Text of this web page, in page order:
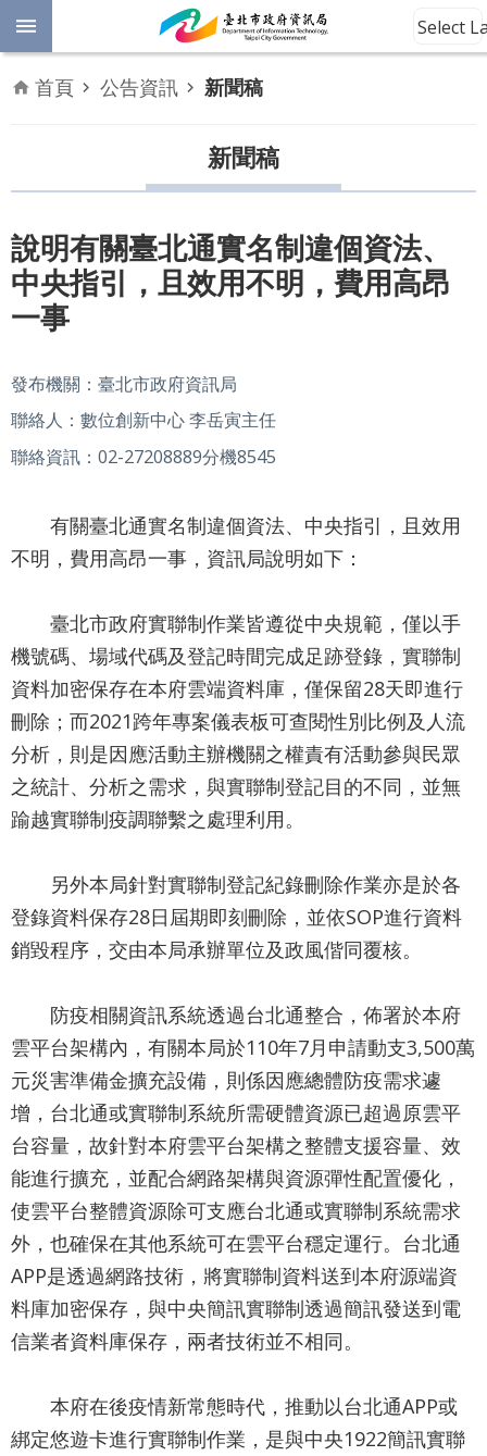
跳到主要內容區塊
進
料
數
位
平
權
告
資
訊
務
訊
資
訊
公
開
關
於
資
訊
網
站
English
情
系
統
常
見
問
答
北
Select
首頁 公告資訊 新聞稿
新聞稿
說明有關臺北通實名制違個資法、
中央指引，且效用不明，費用高昂
一事
發布機關：臺北市政府資訊局
聯絡人：數位創新中心 李岳寅主任
聯絡資訊：02-27208889分機8545
有關臺北通實名制違個資法、中央指引，且效用
不明，費用高昂一事，資訊局說明如下：
臺北市政府實聯制作業皆遵從中央規範，僅以手
機號碼、場域代碼及登記時間完成足跡登錄，實聯制
資料加密保存在本府雲端資料庫，僅保留28天即進行
刪除；而2021跨年專案儀表板可查閱性別比例及人流
分析，則是因應活動主辦機關之權責有活動參與民眾
之統計、分析之需求，與實聯制登記目的不同，並無
踰越實聯制疫調聯繫之處理利用。
另外本局針對實聯制登記紀錄刪除作業亦是於各
登錄資料保存28日屆期即刻刪除，並依SOP進行資料
銷毀程序，交由本局承辦單位及政風偕同覆核。
防疫相關資訊系統透過台北通整合，佈署於本府
雲平台架構內，有關本局於110年7月申請動支3,500萬
元災害準備金擴充設備，則係因應總體防疫需求遽
增，台北通或實聯制系統所需硬體資源已超過原雲平
台容量，故針對本府雲平台架構之整體支援容量、效
能進行擴充，並配合網路架構與資源彈性配置優化，
使雲平台整體資源除可支應台北通或實聯制系統需求
外，也確保在其他系統可在雲平台穩定運行。台北通
APP是透過網路技術，將實聯制資料送到本府源端資
料庫加密保存，與中央簡訊實聯制透過簡訊發送到電
信業者資料庫保存，兩者技術並不相同。
本府在後疫情新常態時代，推動以台北通APP或
綁定悠遊卡進行實聯制作業，是與中央1922簡訊實聯